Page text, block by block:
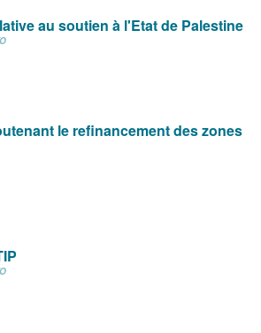
au soutien à l'Etat de Palestine
le refinancement des zones